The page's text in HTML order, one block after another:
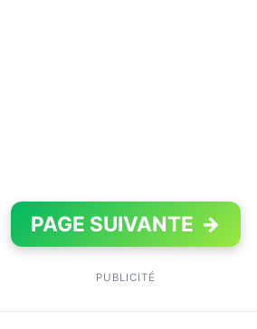
PAGE SUIVANTE →
PUBLICITÉ